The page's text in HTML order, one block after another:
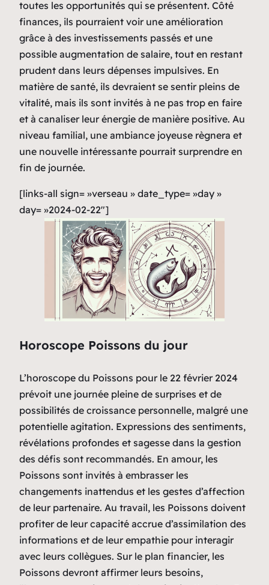
toutes les opportunités qui se présentent. Côté
finances, ils pourraient voir une amélioration
grâce à des investissements passés et une
possible augmentation de salaire, tout en restant
prudent dans leurs dépenses impulsives. En
matière de santé, ils devraient se sentir pleins de
vitalité, mais ils sont invités à ne pas trop en faire
et à canaliser leur énergie de manière positive. Au
niveau familial, une ambiance joyeuse règnera et
une nouvelle intéressante pourrait surprendre en
fin de journée.
[links-all sign= »verseau » date_type= »day »
day= »2024-02-22″]
Horoscope Poissons du jour
L’horoscope du Poissons pour le 22 février 2024
prévoit une journée pleine de surprises et de
possibilités de croissance personnelle, malgré une
potentielle agitation. Expressions des sentiments,
révélations profondes et sagesse dans la gestion
des défis sont recommandés. En amour, les
Poissons sont invités à embrasser les
changements inattendus et les gestes d’affection
de leur partenaire. Au travail, les Poissons doivent
profiter de leur capacité accrue d’assimilation des
informations et de leur empathie pour interagir
avec leurs collègues. Sur le plan financier, les
Poissons devront affirmer leurs besoins,